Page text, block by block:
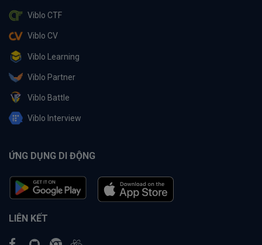
Viblo CTF
Viblo CV
Viblo Learning
Viblo Partner
Viblo Battle
Viblo Interview
ỨNG DỤNG DI ĐỘNG
LIÊN KẾT